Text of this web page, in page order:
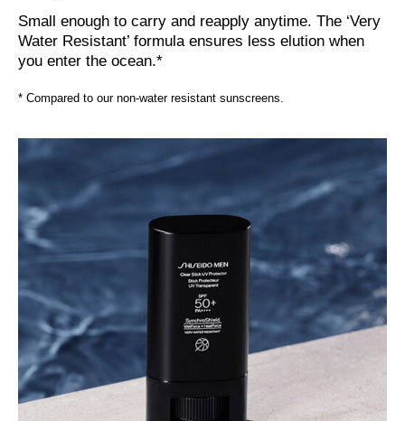
Small enough to carry and reapply anytime. The ‘Very
Water Resistant’ formula ensures less elution when
you enter the ocean.*
* Compared to our non-water resistant sunscreens.